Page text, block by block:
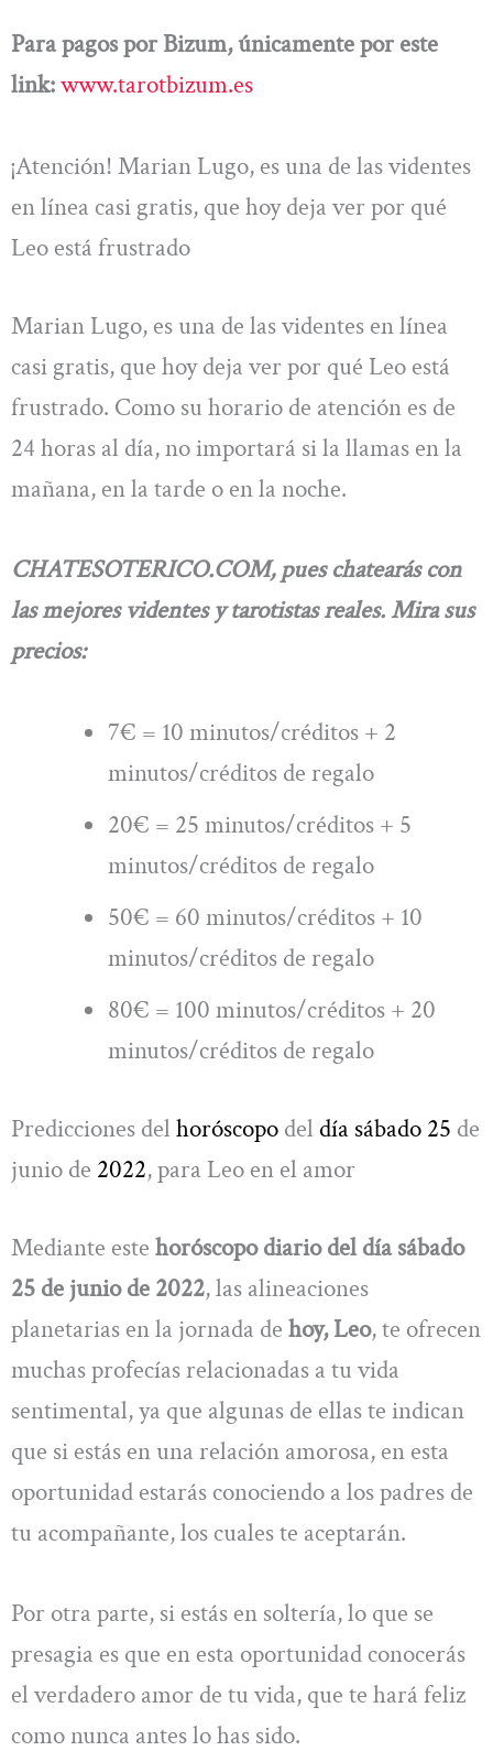
Para pagos por Bizum, únicamente por este
link:www.tarotbizum.es
¡Atención! Marian Lugo, es una de las videntes
en línea casi gratis, que hoy deja ver por qué
Leo está frustrado
Marian Lugo, es una de las videntes en línea
casi gratis, que hoy deja ver por qué Leo está
frustrado. Como su horario de atención es de
24 horas al día, no importará si la llamas en la
mañana, en la tarde o en la noche.
CHATESOTERICO.COM, pues chatearás con
las mejores videntes y tarotistas reales. Mira sus
precios:
7€ = 10 minutos/créditos + 2
minutos/créditos de regalo
20€ = 25 minutos/créditos + 5
minutos/créditos de regalo
50€ = 60 minutos/créditos + 10
minutos/créditos de regalo
80€ = 100 minutos/créditos + 20
minutos/créditos de regalo
Predicciones del horóscopo del día sábado 25 de
junio de 2022, para Leo en el amor
Mediante este horóscopo diario del día sábado
25 de junio de 2022, las alineaciones
planetarias en la jornada de hoy, Leo, te ofrecen
muchas profecías relacionadas a tu vida
sentimental, ya que algunas de ellas te indican
que si estás en una relación amorosa, en esta
oportunidad estarás conociendo a los padres de
tu acompañante, los cuales te aceptarán.
Por otra parte, si estás en soltería, lo que se
presagia es que en esta oportunidad conocerás
el verdadero amor de tu vida, que te hará feliz
como nunca antes lo has sido.